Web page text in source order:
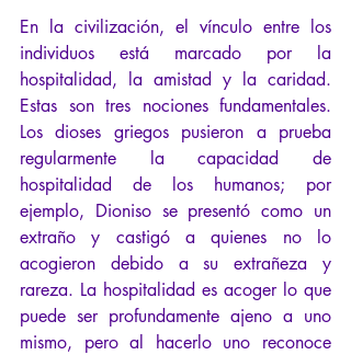
En la civilización, el vínculo entre los
individuos está marcado por la
hospitalidad, la amistad y la caridad.
Estas son tres nociones fundamentales.
Los dioses griegos pusieron a prueba
regularmente la capacidad de
hospitalidad de los humanos; por
ejemplo, Dioniso se presentó como un
extraño y castigó a quienes no lo
acogieron debido a su extrañeza y
rareza. La hospitalidad es acoger lo que
puede ser profundamente ajeno a uno
mismo, pero al hacerlo uno reconoce